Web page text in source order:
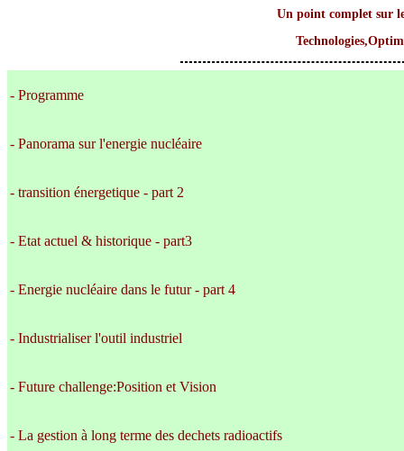
Un point complet sur
- Programme
- Panorama sur l'energie nucléaire
- transition énergetique - part 2
- Etat actuel & historique - part3
- Energie nucléaire dans le futur - part 4
- Industrialiser l'outil industriel
- Future challenge:Position et Vision
- La gestion à long terme des dechets radioactifs